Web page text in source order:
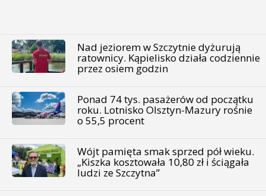
Nad jeziorem w Szczytnie dyżurują
ratownicy. Kąpielisko działa codziennie
przez osiem godzin
Ponad 74 tys. pasażerów od początku
roku. Lotnisko Olsztyn-Mazury rośnie
o 55,5 procent
Wójt pamięta smak sprzed pół wieku.
„Kiszka kosztowała 10,80 zł i ściągała
ludzi ze Szczytna”